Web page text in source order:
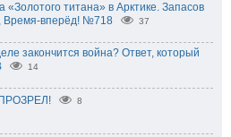
«Золотого титана» в Арктике. Запасов
Время-вперёд! №718
37
закончится война? Ответ, который
14
8